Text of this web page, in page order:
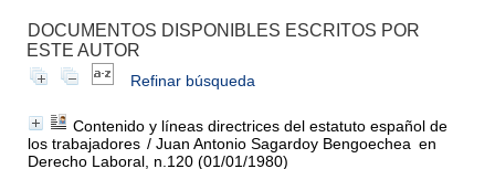
DOCUMENTOS DISPONIBLES ESCRITOS POR
ESTE AUTOR
Refinar búsqueda
Contenido y líneas directrices del estatuto español de
los trabajadores / Juan Antonio Sagardoy Bengoechea en
Derecho Laboral, n.120 (01/01/1980)